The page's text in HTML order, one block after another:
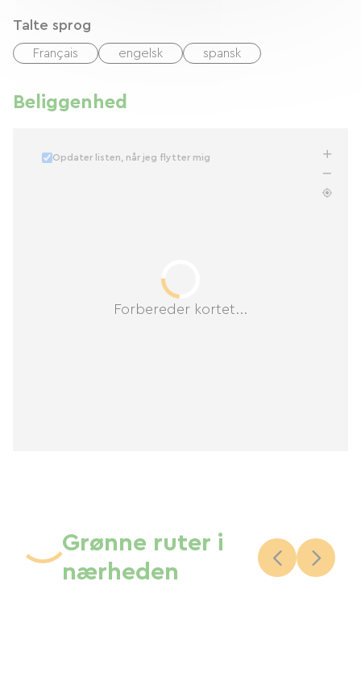
Talte sprog
Français engelsk spansk
Beliggenhed
Forbereder kortet...
Opdater listen, når jeg flytter mig
Grønne ruter i
nærheden